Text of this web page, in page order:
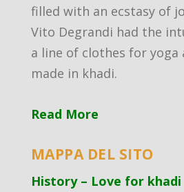
filled with an ecstasy of
Vito Degrandi had the
a line of clothes for yoga
made in khadi.
Read More
MAPPA DEL SITO
History – Love for khadi